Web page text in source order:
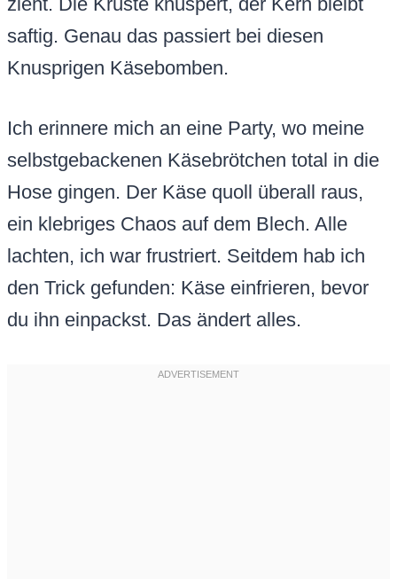
saftig. Genau das passiert bei diesen
Knusprigen Käsebomben.
Ich erinnere mich an eine Party, wo meine
selbstgebackenen Käsebrötchen total in die
Hose gingen. Der Käse quoll überall raus,
ein klebriges Chaos auf dem Blech. Alle
lachten, ich war frustriert. Seitdem hab ich
den Trick gefunden: Käse einfrieren, bevor
du ihn einpackst. Das ändert alles.